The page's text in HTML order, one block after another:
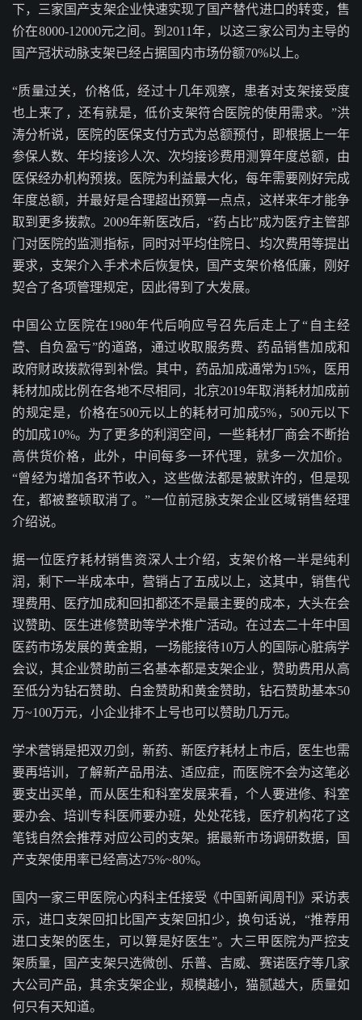
下，三家国产支架企业快速实现了国产替代进口的转变，售
价在8000-12000元之间。到2011年，以这三家公司为主导的
国产冠状动脉支架已经占据国内市场份额70%以上。
“质量过关，价格低，经过十几年观察，患者对支架接受度
也上来了，还有就是，低价支架符合医院的使用需求。”洪
涛分析说，医院的医保支付方式为总额预付，即根据上一年
参保人数、年均接诊人次、次均接诊费用测算年度总额，由
医保经办机构预拨。医院为利益最大化，每年需要刚好完成
年度总额，并最好是合理超出预算一点点，这样来年才能争
取到更多拨款。2009年新医改后，“药占比”成为医疗主管部
门对医院的监测指标，同时对平均住院日、均次费用等提出
要求，支架介入手术术后恢复快，国产支架价格低廉，刚好
契合了各项管理规定，因此得到了大发展。
中国公立医院在1980年代后响应号召先后走上了“自主经
营、自负盈亏”的道路，通过收取服务费、药品销售加成和
政府财政拨款得到补偿。其中，药品加成通常为15%，医用
耗材加成比例在各地不尽相同，北京2019年取消耗材加成前
的规定是，价格在500元以上的耗材可加成5%，500元以下
的加成10%。为了更多的利润空间，一些耗材厂商会不断抬
高供货价格，此外，中间每多一环代理，就多一次加价。
“曾经为增加各环节收入，这些做法都是被默许的，但是现
在，都被整顿取消了。”一位前冠脉支架企业区域销售经理
介绍说。
据一位医疗耗材销售资深人士介绍，支架价格一半是纯利
润，剩下一半成本中，营销占了五成以上，这其中，销售代
理费用、医疗加成和回扣都还不是最主要的成本，大头在会
议赞助、医生进修赞助等学术推广活动。在过去二十年中国
医药市场发展的黄金期，一场能接待10万人的国际心脏病学
会议，其企业赞助前三名基本都是支架企业，赞助费用从高
至低分为钻石赞助、白金赞助和黄金赞助，钻石赞助基本50
万~100万元，小企业排不上号也可以赞助几万元。
学术营销是把双刃剑，新药、新医疗耗材上市后，医生也需
要再培训，了解新产品用法、适应症，而医院不会为这笔必
要支出买单，而从医生和科室发展来看，个人要进修、科室
要办会、培训专科医师要办班，处处花钱，医疗机构花了这
笔钱自然会推荐对应公司的支架。据最新市场调研数据，国
产支架使用率已经高达75%~80%。
国内一家三甲医院心内科主任接受《中国新闻周刊》采访表
示，进口支架回扣比国产支架回扣少，换句话说，“推荐用
进口支架的医生，可以算是好医生”。大三甲医院为严控支
架质量，国产支架只选微创、乐普、吉威、赛诺医疗等几家
大公司产品，其余支架企业，规模越小，猫腻越大，质量如
何只有天知道。